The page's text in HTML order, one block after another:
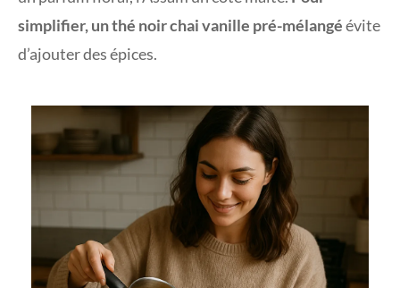
simplifier, un thé noir chai vanille pré-mélangéévite
d’ajouter des épices.